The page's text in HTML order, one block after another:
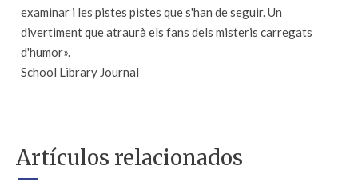
examinar i les pistes pistes que s'han de seguir. Un
divertiment que atraurà els fans dels misteris carregats
d'humor».
School Library Journal
Artículos relacionados